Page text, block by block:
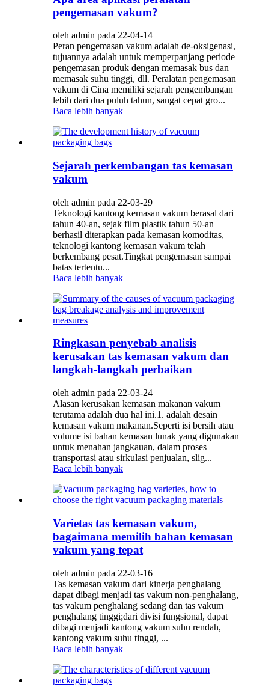
pengemasan vakum?
oleh admin pada 22-04-14
Peran pengemasan vakum adalah de-oksigenasi,
tujuannya adalah untuk memperpanjang periode
pengemasan produk dengan memasak bus dan
memasak suhu tinggi, dll. Peralatan pengemasan
vakum di Cina memiliki sejarah pengembangan
lebih dari dua puluh tahun, sangat cepat gro...
Baca lebih banyak
Sejarah perkembangan tas kemasan
vakum
oleh admin pada 22-03-29
Teknologi kantong kemasan vakum berasal dari
tahun 40-an, sejak film plastik tahun 50-an
berhasil diterapkan pada kemasan komoditas,
teknologi kantong kemasan vakum telah
berkembang pesat.Tingkat pengemasan sampai
batas tertentu...
Baca lebih banyak
Ringkasan penyebab analisis
kerusakan tas kemasan vakum dan
langkah-langkah perbaikan
oleh admin pada 22-03-24
Alasan kerusakan kemasan makanan vakum
terutama adalah dua hal ini.1. adalah desain
kemasan vakum makanan.Seperti isi bersih atau
volume isi bahan kemasan lunak yang digunakan
untuk menahan jangkauan, dalam proses
transportasi atau sirkulasi penjualan, slig...
Baca lebih banyak
Varietas tas kemasan vakum,
bagaimana memilih bahan kemasan
vakum yang tepat
oleh admin pada 22-03-16
Tas kemasan vakum dari kinerja penghalang
dapat dibagi menjadi tas vakum non-penghalang,
tas vakum penghalang sedang dan tas vakum
penghalang tinggi;dari divisi fungsional, dapat
dibagi menjadi kantong vakum suhu rendah,
kantong vakum suhu tinggi, ...
Baca lebih banyak